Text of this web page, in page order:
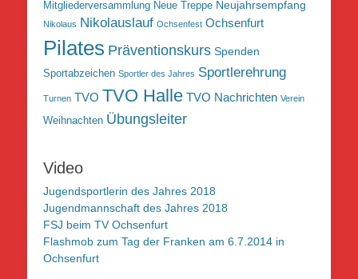
Mitgliederversammlung Neue Treppe Neujahrsempfang
Nikolaus Nikolauslauf Ochsenfest Ochsenfurt
Pilates Präventionskurs Spenden
Sportabzeichen Sportler des Jahres Sportlerehrung
Turnen TVO TVO Halle TVO Nachrichten Verein
Weihnachten Übungsleiter
Video
Jugendsportlerin des Jahres 2018
Jugendmannschaft des Jahres 2018
FSJ beim TV Ochsenfurt
Flashmob zum Tag der Franken am 6.7.2014 in
Ochsenfurt